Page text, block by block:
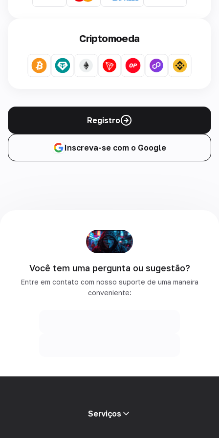
Criptomoeda
Registro
Inscreva-se com o Google
Você tem uma pergunta ou sugestão?
Entre em contato com nosso suporte de uma maneira
conveniente:
Serviços